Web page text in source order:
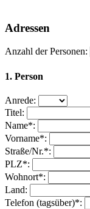
Adressen
Anzahl der Personen:
1. Person
Anrede:
Titel:
Name*:
Vorname*:
Straße/Nr.*:
PLZ*:
Wohnort*:
Land:
Telefon (tagsüber)*: